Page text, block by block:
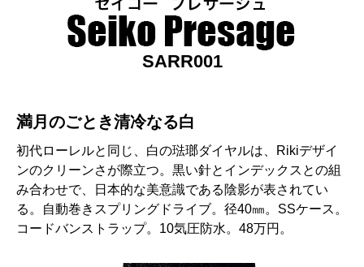
SARR001
満月のごとき清冷なる白
初代ローレルと同じ、白の琺瑯ダイヤルは、Rikiデザイ
ンのクリーンさが際立つ。黒い針とインデックスとの組
み合わせで、日本的な美意識である陰影が表されてい
る。自動巻きスプリングドライブ。径40㎜。SSケース。
コードバンストラップ。10気圧防水。48万円。